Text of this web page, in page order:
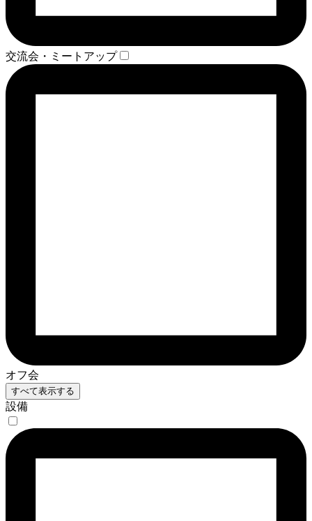
交流会・ミートアップ
オフ会
すべて表示する
設備